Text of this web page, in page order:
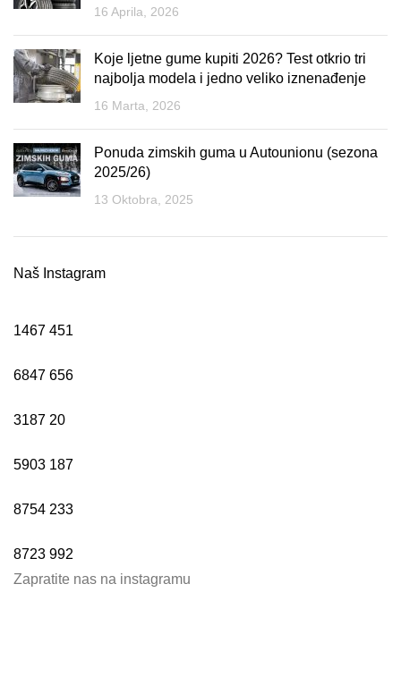
16 Aprila, 2026
Koje ljetne gume kupiti 2026? Test otkrio tri
najbolja modela i jedno veliko iznenađenje
16 Marta, 2026
Ponuda zimskih guma u Autounionu (sezona
2025/26)
13 Oktobra, 2025
Naš Instagram
1467 451
6847 656
3187 20
5903 187
8754 233
8723 992
Zapratite nas na instagramu